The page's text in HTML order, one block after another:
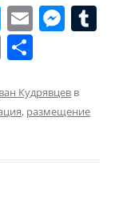
S
k
y
p
e
E
l
M
e
n
Pr
t п
р
Кудрявцев в
, размещение